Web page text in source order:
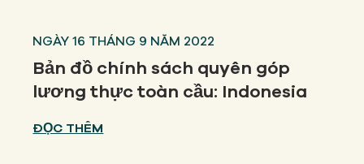
NGÀY 16 THÁNG 9 NĂM 2022
Bản đồ chính sách quyên góp
lương thực toàn cầu: Indonesia
ĐỌC THÊM